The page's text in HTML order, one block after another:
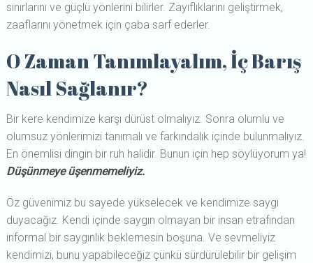
sınırlarını ve güçlü yönlerini bilirler. Zayıflıklarını geliştirmek,
zaaflarını yönetmek için çaba sarf ederler.
O Zaman Tanımlayalım, İç Barış
Nasıl Sağlanır?
Bir kere kendimize karşı dürüst olmalıyız. Sonra olumlu ve
olumsuz yönlerimizi tanımalı ve farkındalık içinde bulunmalıyız.
En önemlisi dingin bir ruh halidir. Bunun için hep söylüyorum ya!
Düşünmeye üşenmemeliyiz.
Öz güvenimiz bu sayede yükselecek ve kendimize saygı
duyacağız. Kendi içinde saygın olmayan bir insan etrafından
informal bir saygınlık beklemesin boşuna. Ve sevmeliyiz
kendimizi, bunu yapabileceğiz çünkü sürdürülebilir bir gelişim